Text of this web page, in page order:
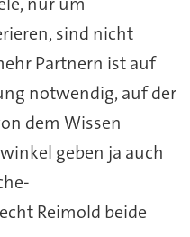
sind nicht
Partnern ist auf
notwendig, auf der
dem Wissen
geben ja auch
Reimold beide